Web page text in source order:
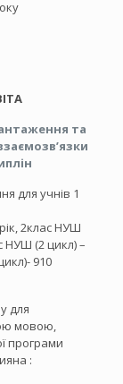
та
для учнів 1
2клас НУШ
НУШ (2 цикл) –
910
для
мовою,
програми
: